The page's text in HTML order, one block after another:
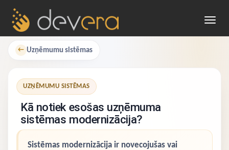
← Uzņēmumu sistēmas
UZŅĒMUMU SISTĒMAS
Kā notiek esošas uzņēmuma
sistēmas modernizācija?
Sistēmas modernizācija ir novecojušas vai